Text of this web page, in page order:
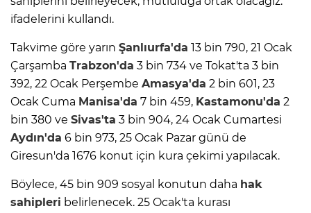
ifadelerini kullandı.
Takvime göre yarın Şanlıurfa'da 13 bin 790, 21 Ocak
Çarşamba Trabzon'da 3 bin 734 ve Tokat'ta 3 bin
392, 22 Ocak Perşembe Amasya'da 2 bin 601, 23
Ocak Cuma Manisa'da 7 bin 459, Kastamonu'da 2
bin 380 ve Sivas'ta 3 bin 904, 24 Ocak Cumartesi
Aydın'da 6 bin 973, 25 Ocak Pazar günü de
Giresun'da 1676 konut için kura çekimi yapılacak.
Böylece, 45 bin 909 sosyal konutun daha hak
sahipleri belirlenecek. 25 Ocak'ta kurası